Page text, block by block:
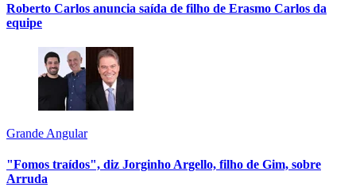
Roberto Carlos anuncia saída de filho de Erasmo Carlos da
equipe
Grande Angular
"Fomos traídos", diz Jorginho Argello, filho de Gim, sobre
Arruda